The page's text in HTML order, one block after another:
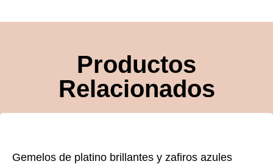
Productos
Relacionados
Gemelos de platino brillantes y zafiros azules